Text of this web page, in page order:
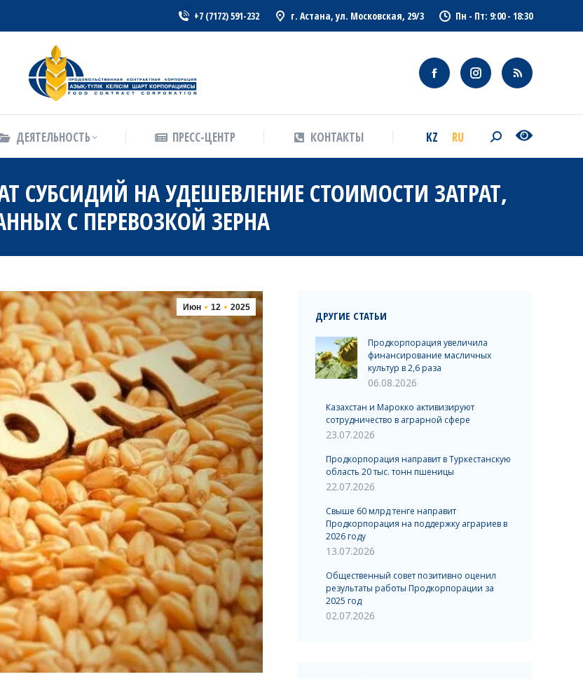
+7 (7172) 591-232 г. Астана, ул. Московская, 29/3 Пн - Пт: 9:00 - 18:30
ДЕЯТЕЛЬНОСТЬ ПРЕСС-ЦЕНТР КОНТАКТЫ KZ RU Search:
СУБСИДИЙ НА УДЕШЕВЛЕНИЕ СТОИМОСТИ ЗАТРАТ,
С ПЕРЕВОЗКОЙ ЗЕРНА
Июн 12 2025
ДРУГИЕ СТАТЬИ
Продкорпорация увеличила
финансирование масличных
культур в 2,6 раза
06.08.2026
Казахстан и Марокко активизируют
сотрудничество в аграрной сфере
23.07.2026
Продкорпорация направит в Туркестанскую
область 20 тыс. тонн пшеницы
22.07.2026
Свыше 60 млрд тенге направит
Продкорпорация на поддержку аграриев в
2026 году
13.07.2026
Общественный совет позитивно оценил
результаты работы Продкорпорации за
2025 год
02.07.2026
ПРЕСС-ЦЕНТР КОНТАКТЫ RU Search: